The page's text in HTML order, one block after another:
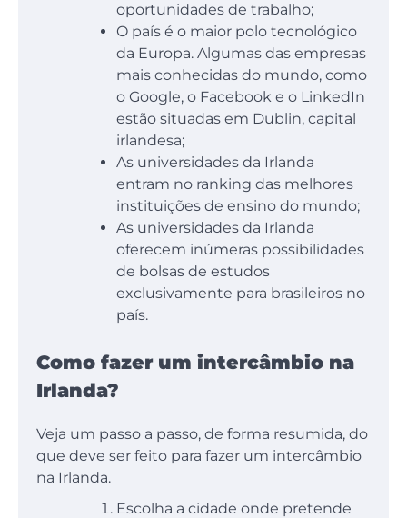
oportunidades de trabalho;
O país é o maior polo tecnológico
da Europa. Algumas das empresas
mais conhecidas do mundo, como
o Google, o Facebook e o LinkedIn
estão situadas em Dublin, capital
irlandesa;
As universidades da Irlanda
entram no ranking das melhores
instituições de ensino do mundo;
As universidades da Irlanda
oferecem inúmeras possibilidades
de bolsas de estudos
exclusivamente para brasileiros no
país.
Como fazer um intercâmbio na
Irlanda?
Veja um passo a passo, de forma resumida, do
que deve ser feito para fazer um intercâmbio
na Irlanda.
Escolha a cidade onde pretende